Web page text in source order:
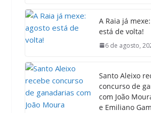
A Raia já
está de volta!
6 de agosto,
Santo Aleixo
concurso de
com João
e Emiliano